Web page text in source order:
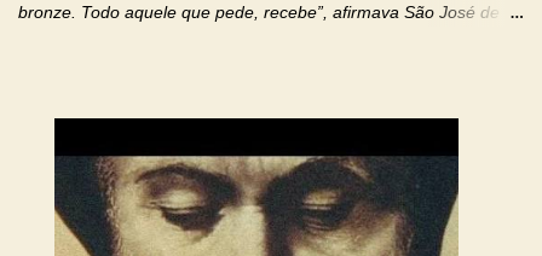
bronze. Todo aquele que pede, recebe”, afirmava São José de
mim o teu fervor, a tua sabedoria e a tua fé. Mostra tua bondade,
ajudando-me e eu me esforçarei para imitar tuas virtudes.
Glória… Amável protetor meu, o estudo geralmente é difícil, duro
e entediante para mim. Tu podes deixar tudo isso mais fácil e